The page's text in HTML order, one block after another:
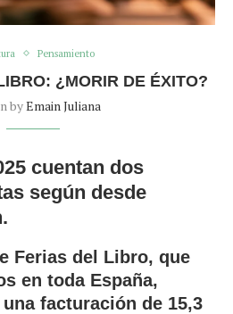
Pensamiento
¿MORIR DE ÉXITO?
byEmain Juliana
cuentan dos
según desde
Ferias del Libro, que
en toda España,
facturación de 15,3